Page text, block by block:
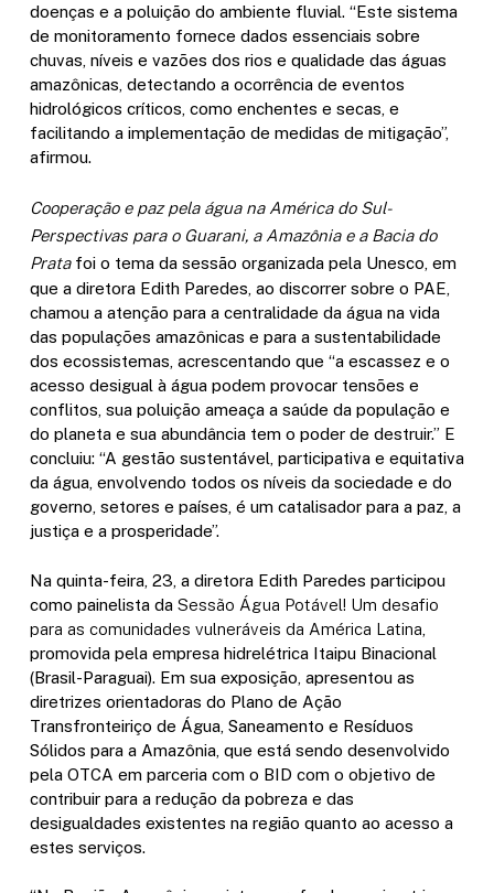
doenças e a poluição do ambiente fluvial. “Este sistema
de monitoramento fornece dados essenciais sobre
chuvas, níveis e vazões dos rios e qualidade das águas
amazônicas, detectando a ocorrência de eventos
hidrológicos críticos, como enchentes e secas, e
facilitando a implementação de medidas de mitigação”,
afirmou.
Cooperação e paz pela água na América do Sul-
Perspectivas para o Guarani, a Amazônia e a Bacia do
Pratafoi o tema da sessão organizada pela Unesco, em
que a diretora Edith Paredes, ao discorrer sobre o PAE,
chamou a atenção para a centralidade da água na vida
das populações amazônicas e para a sustentabilidade
dos ecossistemas, acrescentando que “a escassez e o
acesso desigual à água podem provocar tensões e
conflitos, sua poluição ameaça a saúde da população e
do planeta e sua abundância tem o poder de destruir.” E
concluiu: “A gestão sustentável, participativa e equitativa
da água, envolvendo todos os níveis da sociedade e do
governo, setores e países, é um catalisador para a paz, a
justiça e a prosperidade”.
Na quinta-feira, 23, a diretora Edith Paredes participou
como painelista da Sessão Água Potável! Um desafio
para as comunidades vulneráveis da América Latina,
promovida pela empresa hidrelétrica Itaipu Binacional
(Brasil-Paraguai). Em sua exposição, apresentou as
diretrizes orientadoras do Plano de Ação
Transfronteiriço de Água, Saneamento e Resíduos
Sólidos para a Amazônia, que está sendo desenvolvido
pela OTCA em parceria com o BID com o objetivo de
contribuir para a redução da pobreza e das
desigualdades existentes na região quanto ao acesso a
estes serviços.